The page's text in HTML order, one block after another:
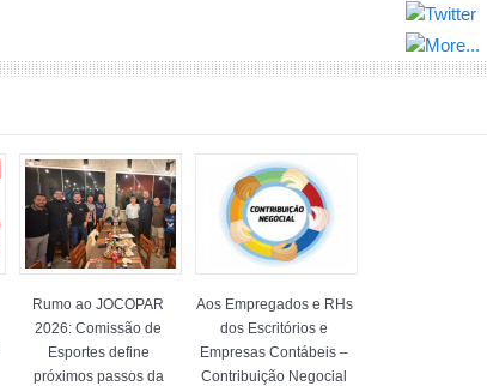
Rumo ao JOCOPAR
2026: Comissão de
Esportes define
próximos passos da
Aos Empregados e RHs
dos Escritórios e
Empresas Contábeis –
Contribuição Negocial